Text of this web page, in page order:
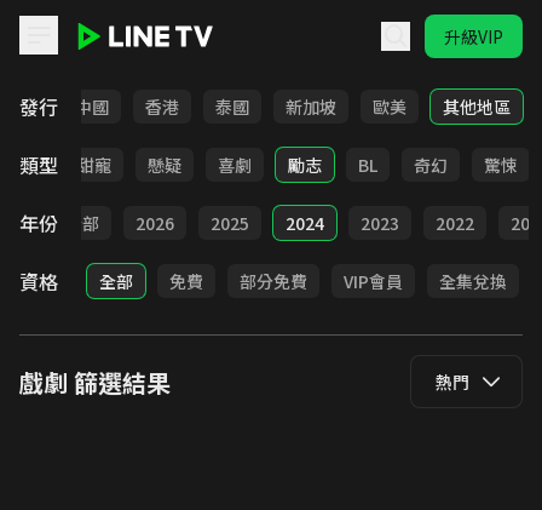
升級VIP
發行
韓國 中國 香港 泰國 新加坡 歐美 其他地區
類型
改編 甜寵 懸疑 喜劇 勵志 BL 奇幻 驚悚
年份 全部 2026 2025 2024 2023 2022
資格 全部 免費 部分免費 VIP會員 全集兌換
戲劇 篩選結果 熱門